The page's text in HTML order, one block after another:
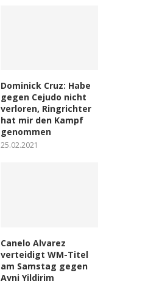
Dominick Cruz: Habe
gegen Cejudo nicht
verloren, Ringrichter
hat mir den Kampf
genommen
25.02.2021
Canelo Alvarez
verteidigt WM-Titel
am Samstag gegen
Avni Yildirim